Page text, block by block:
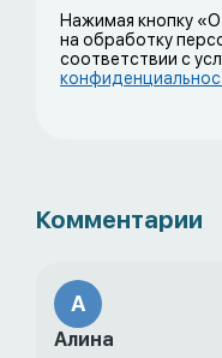
Нажимая кнопку
на обработку
соответствии с
Комментарии
А
Алина